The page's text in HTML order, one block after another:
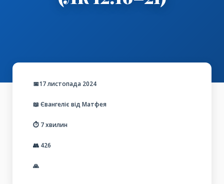
📅17 листопада 2024
📖 Євангеліє від Матфея
⏱️ 7 хвилин
👥 426
🙏